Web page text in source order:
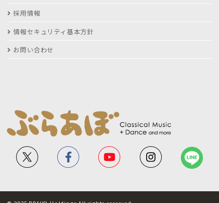
採用情報
情報セキュリティ基本方針
お問い合わせ